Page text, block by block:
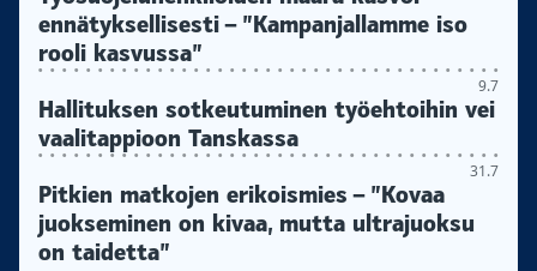
ennätyksellisesti – ”Kampanjallamme iso
rooli kasvussa”
9.7
Hallituksen sotkeutuminen työehtoihin vei
vaalitappioon Tanskassa
31.7
Pitkien matkojen erikoismies – ”Kovaa
juokseminen on kivaa, mutta ultrajuoksu
on taidetta”